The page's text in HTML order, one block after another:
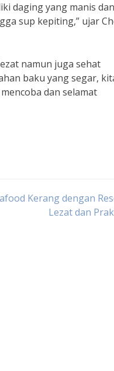
daging yang manis dan
sup kepiting,” ujar
namun juga sehat
baku yang segar,
dan selamat
Kerang dengan
Lezat dan